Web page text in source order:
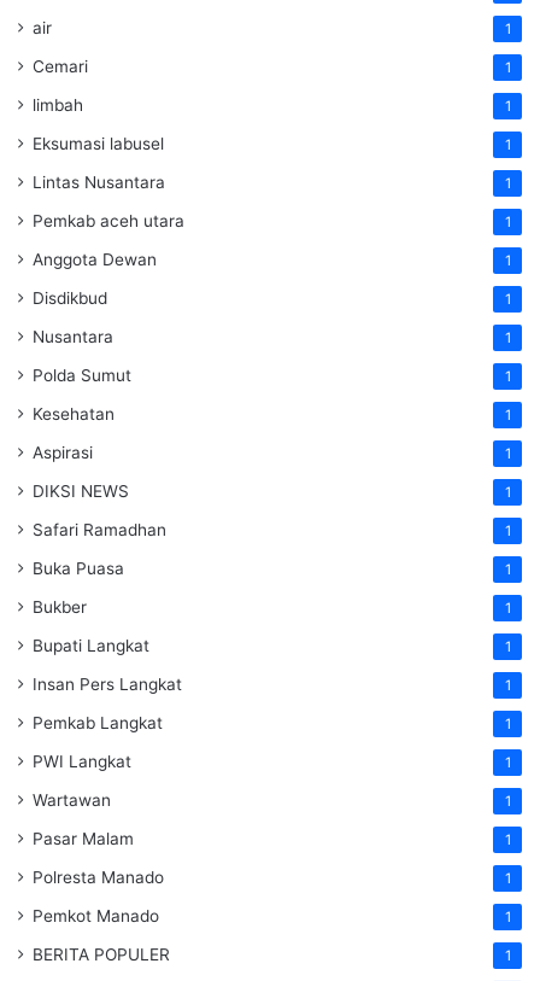
air 1
Cemari 1
limbah 1
Eksumasi labusel 1
Lintas Nusantara 1
Pemkab aceh utara 1
Anggota Dewan 1
Disdikbud 1
Nusantara 1
Polda Sumut 1
Kesehatan 1
Aspirasi 1
DIKSI NEWS 1
Safari Ramadhan 1
Buka Puasa 1
Bukber 1
Bupati Langkat 1
Insan Pers Langkat 1
Pemkab Langkat 1
PWI Langkat 1
Wartawan 1
Pasar Malam 1
Polresta Manado 1
Pemkot Manado 1
BERITA POPULER 1